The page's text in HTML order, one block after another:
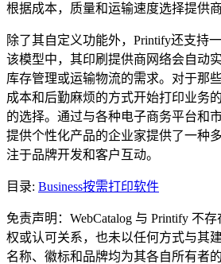
根据成本，质量和运输速度选择提供商
除了其自定义功能外，Printify还支持
该模型中，其印刷提供商网络会自动
库存管理或运输物流的需求。对于那
成本和后勤麻烦的方式开始打印业务
的选择。通过与各种电子商务平台和
提供个性化产品的企业家提供了一种
注于品牌开发和客户互动。
目录: Business按需打印软件
免责声明：WebCatalog 与 Printify 不
权或认可关系，也未以任何方式与其
名称、徽标和品牌均为其各自所有者的